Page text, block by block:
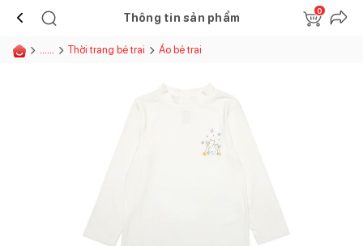
Thông tin sản phẩm
0
...... Thời trang bé trai Áo bé trai